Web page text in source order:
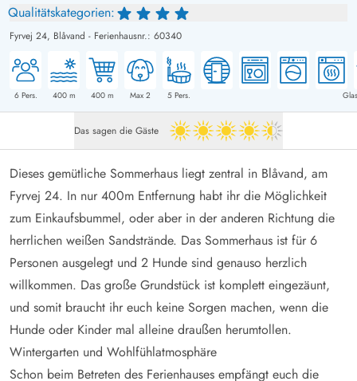
Qualitätskategorien:
Fyrvej 24, Blåvand - Ferienhausnr.: 60340
6Pers. 400m 400m Max 2 5Pers.
Das sagen die Gäste 4.5 von 5
Dieses gemütliche Sommerhaus liegt zentral in Blåvand, am
Fyrvej 24. In nur 400m Entfernung habt ihr die Möglichkeit
zum Einkaufsbummel, oder aber in der anderen Richtung die
herrlichen weißen Sandstrände. Das Sommerhaus ist für 6
Personen ausgelegt und 2 Hunde sind genauso herzlich
willkommen. Das große Grundstück ist komplett eingezäunt,
und somit braucht ihr euch keine Sorgen machen, wenn die
Hunde oder Kinder mal alleine draußen herumtollen.
Wintergarten und Wohlfühlatmosphäre
Schon beim Betreten des Ferienhauses empfängt euch die